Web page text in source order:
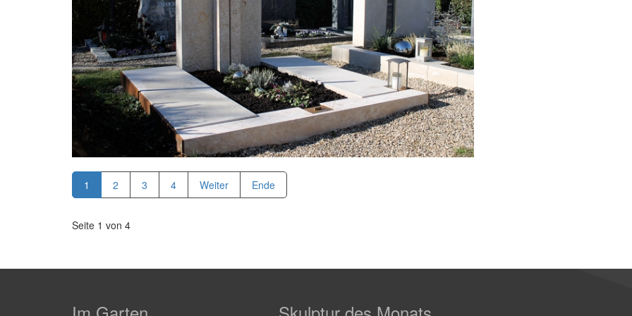
1 2 3 4 Weiter Ende
Seite 1 von 4